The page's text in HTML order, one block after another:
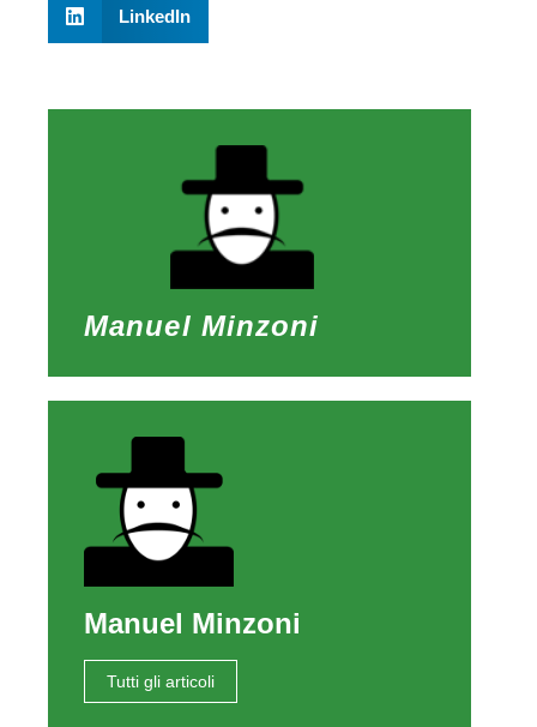
LinkedIn
Manuel Minzoni
Manuel Minzoni
Tutti gli articoli